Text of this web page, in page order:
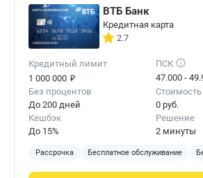
ВТБ Банк
Кредитная карта
2.7
Кредитный лимит
1 000 000 ₽
ПСК
47.000 -
Без процентов
До 200 дней
Стоимость
0 руб.
Кешбэк
До 15%
Решение
2 минуты
Рассрочка Бесплатное обслуживание